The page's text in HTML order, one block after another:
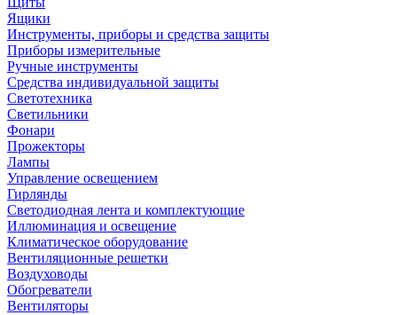
Ящики
Инструменты, приборы и средства защиты
Приборы измерительные
Ручные инструменты
Средства индивидуальной защиты
Светотехника
Светильники
Фонари
Прожекторы
Лампы
Управление освещением
Гирлянды
Светодиодная лента и комплектующие
Иллюминация и освещение
Климатическое оборудование
Вентиляционные решетки
Воздуховоды
Обогреватели
Вентиляторы